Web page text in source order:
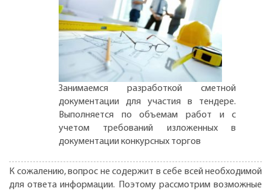
Занимаемся разработкой сметной
документации для участия в тендере.
Выполняется по объемам работ и с
учетом требований изложенных в
документации конкурсных торгов
К сожалению, вопрос не содержит в себе всей необходимой
для ответа информации. Поэтому рассмотрим возможные